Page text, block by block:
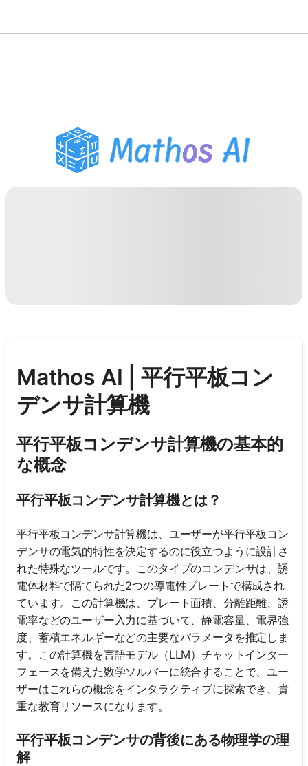
PDF宿題ヘルパー
学習ツール
Mathos AI | 平行平板コン
デンサ計算機
平行平板コンデンサ計算機の基本的
な概念
平行平板コンデンサ計算機とは？
平行平板コンデンサ計算機は、ユーザーが平行平板コン
デンサの電気的特性を決定するのに役立つように設計さ
れた特殊なツールです。このタイプのコンデンサは、誘
電体材料で隔てられた2つの導電性プレートで構成され
ています。この計算機は、プレート面積、分離距離、誘
電率などのユーザー入力に基づいて、静電容量、電界強
度、蓄積エネルギーなどの主要なパラメータを推定しま
す。この計算機を言語モデル（LLM）チャットインター
フェースを備えた数学ソルバーに統合することで、ユー
ザーはこれらの概念をインタラクティブに探索でき、貴
重な教育リソースになります。
平行平板コンデンサの背後にある物理学の理
解